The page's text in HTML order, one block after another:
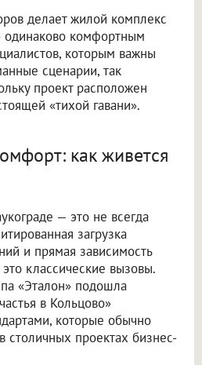
делает жилой комплекс
одинаково комфортным
которым важны
сценарии, так
проект расположен
«тихой гавани».
как живется
— это не всегда
загрузка
и прямая зависимость
классические вызовы.
«Эталон» подошла
в Кольцово»
которые обычно
столичных проектах бизнес-